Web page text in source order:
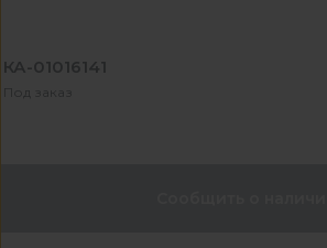
КА-01016141
Под заказ